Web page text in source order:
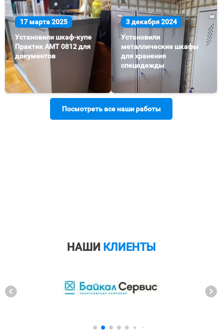
17 марта 2025
Установили шкаф-купе
Практик АМТ 0812 для
документов
3 декабря 2024
Установили
металлические шкафы
для хранения
спецодежды
Посмотреть все наши работы
НАШИ КЛИЕНТЫ